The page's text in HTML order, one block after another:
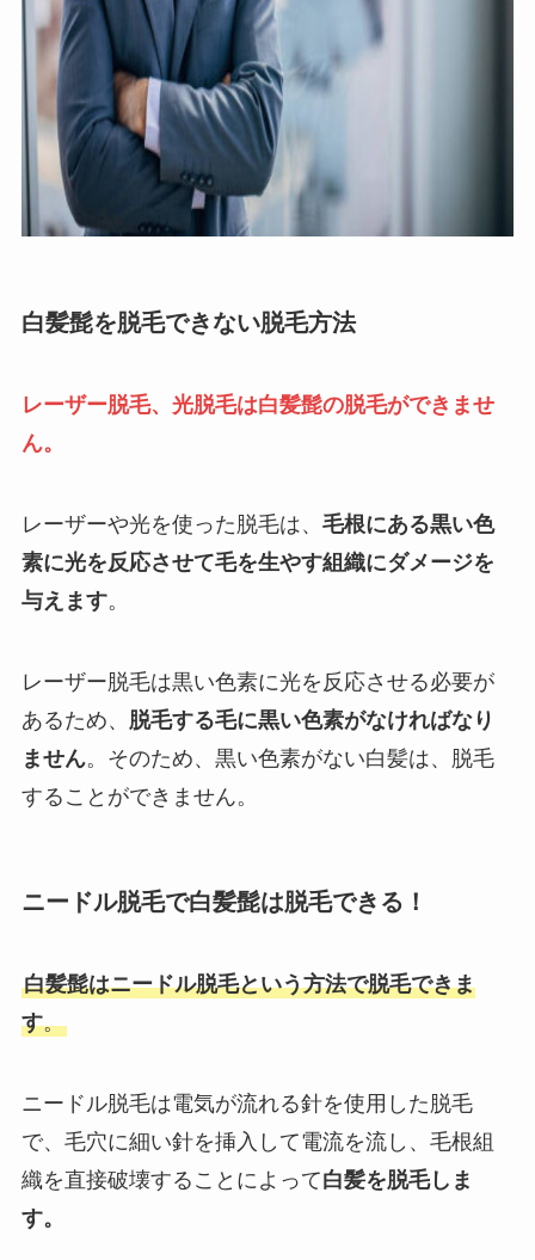
白髪髭を脱毛できない脱毛方法
レーザー脱毛、光脱毛は白髪髭の脱毛ができませ
ん。
レーザーや光を使った脱毛は、 毛根にある黒い色
素に光を反応させて毛を生やす組織にダメージを
与えます。
レーザー脱毛は黒い色素に光を反応させる必要が
あるため、 脱毛する毛に黒い色素がなければなり
ません。そのため、黒い色素がない白髪は、脱毛
することができません。
ニードル脱毛で白髪髭は脱毛できる！
白髪髭はニードル脱毛という方法で脱毛できま
す。
ニードル脱毛は電気が流れる針を使用した脱毛
で、毛穴に細い針を挿入して電流を流し、毛根組
織を直接破壊することによって白髪を脱毛しま
す。